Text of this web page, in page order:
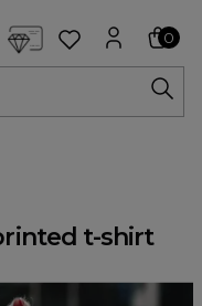
0
t-shirt